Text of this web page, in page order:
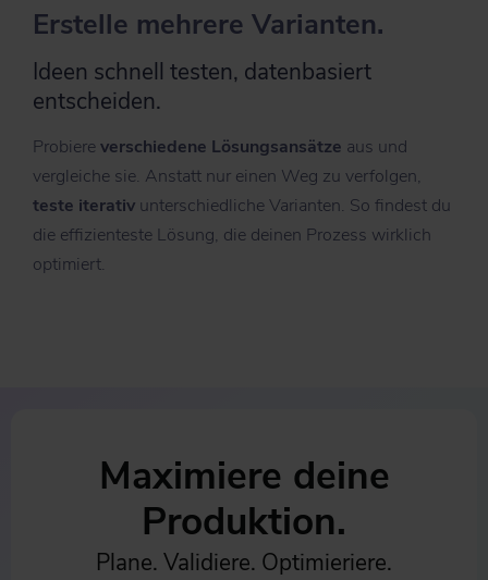
Erstelle mehrere Variant en.
Ideen schnell testen, datenbasiert
entscheiden.
Probiereverschiedene Lösungsansätze aus und
vergleiche sie. Anstatt nur einen Weg zu verfolgen,
teste iterativ unterschiedliche Varianten. So findest du
die effizienteste Lösung, die deinen Prozess wirklich
optimiert.
Maximiere deine
Produktion.
Plane. Validiere. Optimieriere.